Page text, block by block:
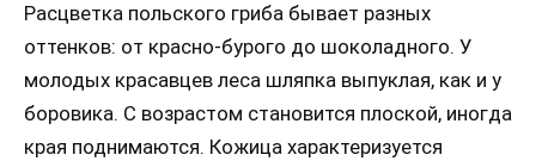
Расцветка польского гриба бывает разных
оттенков: от красно-бурого до шоколадного. У
молодых красавцев леса шляпка выпуклая, как и у
боровика. С возрастом становится плоской, иногда
края поднимаются. Кожица характеризуется